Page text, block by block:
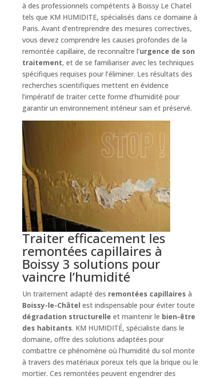
à des professionnels compétents à Boissy Le Chatel
tels que KM HUMIDITE, spécialisés dans ce domaine à
Paris. Avant d’entreprendre des mesures correctives,
vous devez comprendre les causes profondes de la
remontée capillaire, de reconnaître l’urgence de son
traitement, et de se familiariser avec les techniques
spécifiques requises pour l’éliminer. Les résultats des
recherches scientifiques mettent en évidence
l’impératif de traiter cette forme d’humidité pour
garantir un environnement intérieur sain et préservé.
Traiter efficacement les
remontées capillaires à
Boissy 3 solutions pour
vaincre l’humidité
Un traitement adapté des remontées capillaires à
Boissy-le-Châtel est indispensable pour éviter toute
dégradation structurelle et maintenir le bien-être
des habitants. KM HUMIDITÉ, spécialiste dans le
domaine, offre des solutions adaptées pour
combattre ce phénomène où l’humidité du sol monte
à travers des matériaux poreux tels que la brique ou le
mortier. Ces remontées peuvent engendrer des